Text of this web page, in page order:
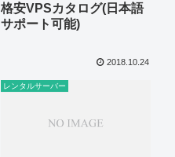
格安VPSカタログ(日本語
サポート可能)
2018.10.24
レンタルサーバー